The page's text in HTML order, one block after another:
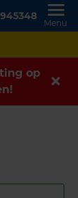
Menu
op